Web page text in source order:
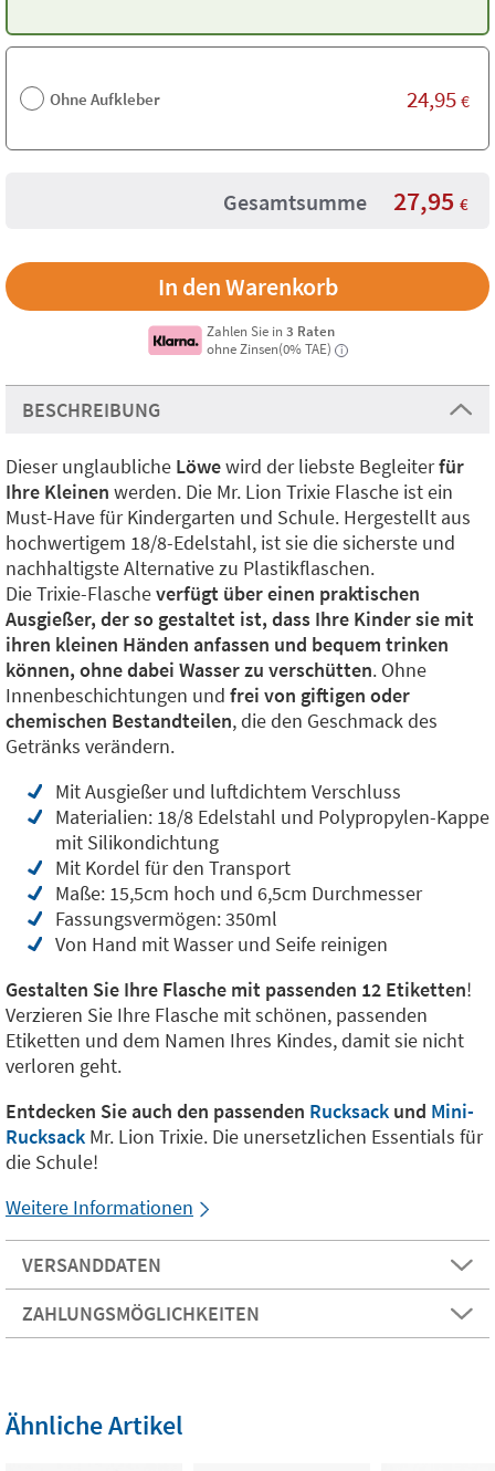
Ohne Aufkleber 24,95 €
Gesamtsumme 27,95 €
Zahlen Sie in3 Raten
ohne Zinsen(0% TAE)
i
BESCHREIBUNG
Dieser unglaubliche Löwewird der liebste Begleiterfür
Ihre Kleinen werden. Die Mr. Lion Trixie Flasche ist ein
Must-Have für Kindergarten und Schule. Hergestellt aus
hochwertigem 18/8-Edelstahl, ist sie die sicherste und
nachhaltigste Alternative zu Plastikflaschen.
Die Trixie-Flascheverfügt über einen praktischen
Ausgießer, der so gestaltet ist, dass Ihre Kinder sie mit
ihren kleinen Händen anfassen und bequem trinken
können, ohne dabei Wasser zu verschütten. Ohne
Innenbeschichtungen und frei von giftigen oder
chemischen Bestandteilen, die den Geschmack des
Getränks verändern.
Mit Ausgießer und luftdichtem Verschluss
Materialien: 18/8 Edelstahl und Polypropylen-Kappe
mit Silikondichtung
Mit Kordel für den Transport
Maße: 15,5cm hoch und 6,5cm Durchmesser
Fassungsvermögen: 350ml
Von Hand mit Wasser und Seife reinigen
Gestalten Sie Ihre Flasche mit passenden 12 Etiketten!
Verzieren Sie Ihre Flasche mit schönen, passenden
Etiketten und dem Namen Ihres Kindes, damit sie nicht
verloren geht.
Entdecken Sie auch den passenden Rucksack und Mini-
Rucksack Mr. Lion Trixie. Die unersetzlichen Essentials für
die Schule!
Weitere Informationen
VERSANDDATEN
ZAHLUNGSMÖGLICHKEITEN
Ähnliche Artikel